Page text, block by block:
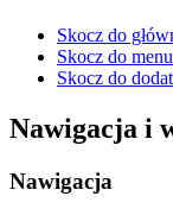
Skocz do
Skocz do
Skocz do
Nawigacja i
Nawigacja